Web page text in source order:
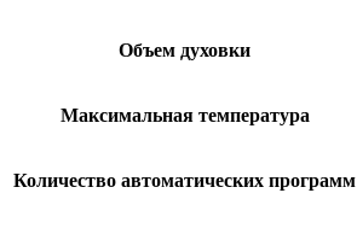
Объем духовки
Максимальная температура
Количество автоматических программ